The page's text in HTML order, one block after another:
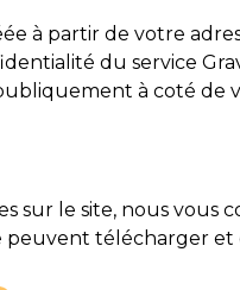
à partir de votre
du service
à coté de
sur le site, nous vous
télécharger et